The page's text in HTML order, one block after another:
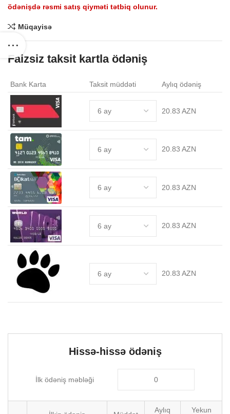
ödənişdə rəsmi satış qiyməti tətbiq olunur.
Müqayisə
Faizsiz taksit kartla ödəniş
Bank Karta Taksit müddəti Aylıq ödəniş
20.83 AZN
20.83 AZN
20.83 AZN
20.83 AZN
20.83 AZN
Hissə-hissə ödəniş
İlk ödəniş məbləği
Aylıq
Yekun